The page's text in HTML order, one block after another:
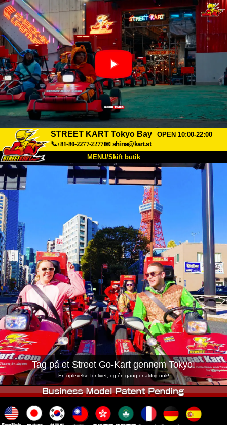
STREET KART Tokyo Bay
OPEN 10:00-22:00
📞+81-80-2277-2277📧 shina@kart.st
MENU/Skift butik
TOP
Virksomhed Booking
Skift butik
Tokyo Shinagawa Tokyo Akihabara#1
Tokyo Akihabara#2 Tokyo Shibuya
Tokyo Shibuya Annex Tokyo Bay
Tokyo Asakusa Osaka
Okinawa
Tag på et Street Go-Kart gennem Tokyo!
En oplevelse for livet, og én gang er aldrig nok!